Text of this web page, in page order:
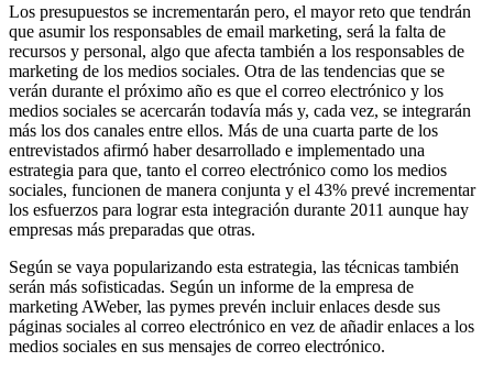
Los presupuestos se incrementarán pero, el mayor reto que tendrán
que asumir los responsables de email marketing, será la falta de
recursos y personal, algo que afecta también a los responsables de
marketing de los medios sociales. Otra de las tendencias que se
verán durante el próximo año es que el correo electrónico y los
medios sociales se acercarán todavía más y, cada vez, se integrarán
más los dos canales entre ellos. Más de una cuarta parte de los
entrevistados afirmó haber desarrollado e implementado una
estrategia para que, tanto el correo electrónico como los medios
sociales, funcionen de manera conjunta y el 43% prevé incrementar
los esfuerzos para lograr esta integración durante 2011 aunque hay
empresas más preparadas que otras.
Según se vaya popularizando esta estrategia, las técnicas también
serán más sofisticadas. Según un informe de la empresa de
marketing AWeber, las pymes prevén incluir enlaces desde sus
páginas sociales al correo electrónico en vez de añadir enlaces a los
medios sociales en sus mensajes de correo electrónico.